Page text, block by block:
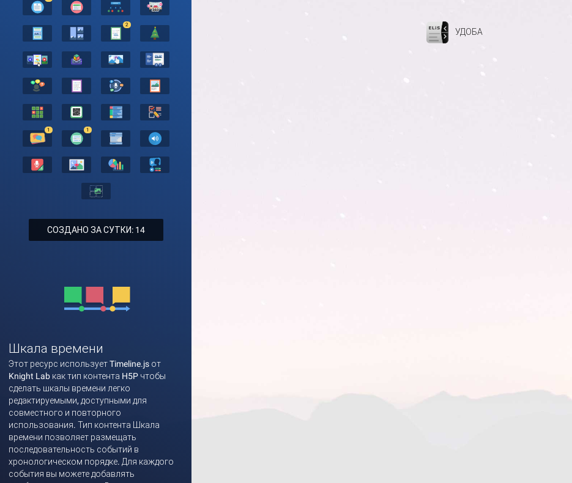
2
1 1
СОЗДАНО ЗА СУТКИ: 14
Шкала времени
Этот ресурс использует Timeline.js от
Knight Lab как тип контента H5P чтобы
сделать шкалы времени легко
редактируемыми, доступными для
совместного и повторного
использования. Тип контента Шкала
времени позволяет размещать
последовательность событий в
хронологическом порядке. Для каждого
события вы можете добавлять
УДОБА